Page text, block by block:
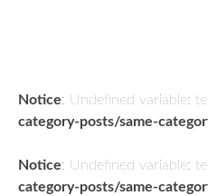
Notice: Undefined variable:
category-posts/same-
Notice: Undefined variable:
category-posts/same-